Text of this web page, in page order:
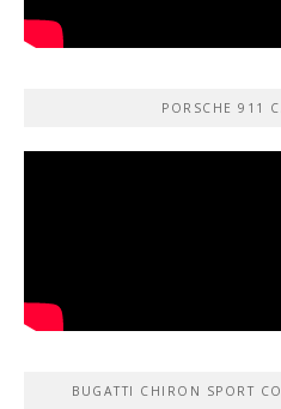
PORSCHE 911
BUGATTI CHIRON SPORT